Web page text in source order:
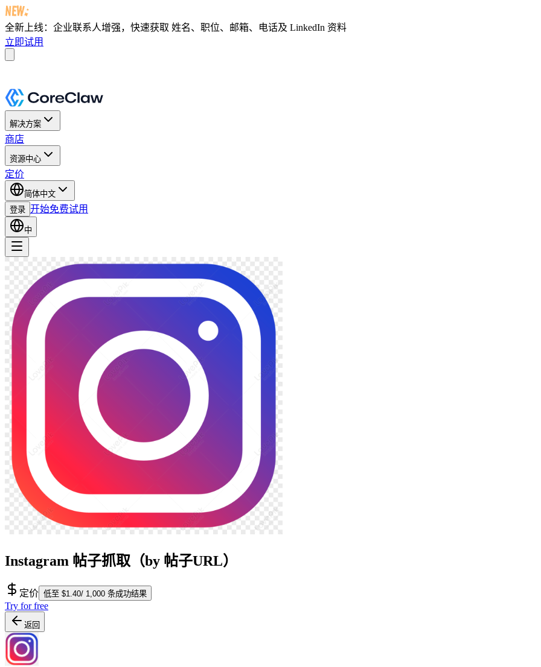
全新上线：企业联系人增强，快速获取 姓名、职位、邮箱、电话及 LinkedIn 资料
立即试用
解决方案
商店
资源中心
定价
简体中文
登录 开始免费试用
中
Instagram 帖子抓取（by 帖子URL）
定价 低至 $1.40/ 1,000 条成功结果
Try for free
返回